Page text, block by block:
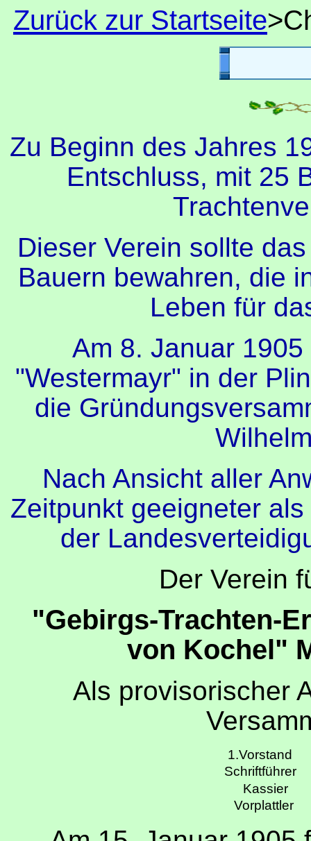
Zurück zur Startseite
Zu Beginn des Jahres
Entschluss, mit 25
Dieser Verein sollte
Bauern bewahren, die
Leben für
Am 8. Januar
"Westermayr" in der
die
Nach Ansicht aller
Zeitpunkt geeigneter
der
Der Verein
"Gebirgs-Trachten-
von Kochel"
Als provisorischer
1.Vorstand
Schriftführer
Kassier
Vorplattler